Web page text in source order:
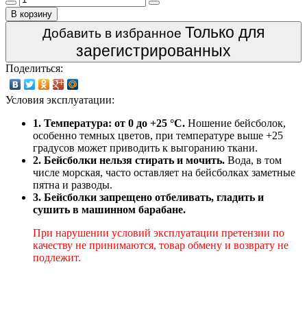
В корзину
Добавить в избранное Только для
зарегистрированных
Поделиться:
Условия эксплуатации:
1. Температура: от 0 до +25 °C. Ношение бейсболок,
особенно темных цветов, при температуре выше +25
градусов может приводить к выгоранию ткани.
2. Бейсболки нельзя стирать и мочить. Вода, в том
числе морская, часто оставляет на бейсболках заметные
пятна и разводы.
3. Бейсболки запрещено отбеливать, гладить и
сушить в машинном барабане.
При нарушении условий эксплуатации претензии по
качеству не принимаются, товар обмену и возврату не
подлежит.